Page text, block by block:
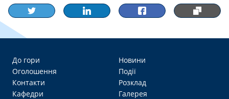
До гори
Новини
Оголошення
Події
Контакти
Розклад
Кафедри
Галерея